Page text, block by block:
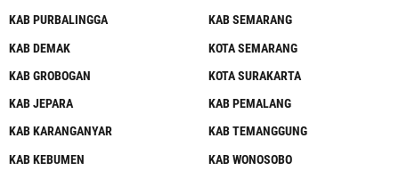
KAB PURBALINGGA
KAB DEMAK
KAB GROBOGAN
KAB JEPARA
KAB KARANGANYAR
KAB KEBUMEN
KAB SEMARANG
KOTA SEMARANG
KOTA SURAKARTA
KAB PEMALANG
KAB TEMANGGUNG
KAB WONOSOBO